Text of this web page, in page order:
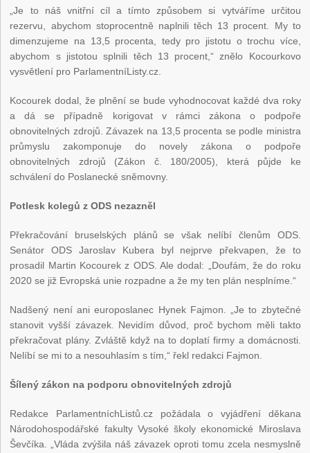
„Je to náš vnitřní cíl a tímto způsobem si vytváříme určitou
rezervu, abychom stoprocentně naplnili těch 13 procent. My to
dimenzujeme na 13,5 procenta, tedy pro jistotu o trochu více,
abychom s jistotou splnili těch 13 procent,“ znělo Kocourkovo
vysvětlení pro ParlamentníListy.cz.
Kocourek dodal, že plnění se bude vyhodnocovat každé dva roky
a dá se případně korigovat v rámci zákona o podpoře
obnovitelných zdrojů. Závazek na 13,5 procenta se podle ministra
průmyslu zakomponuje do novely zákona o podpoře
obnovitelných zdrojů (Zákon č. 180/2005), která půjde ke
schválení do Poslanecké sněmovny.
Potlesk kolegů z ODS nezazněl
Překračování bruselských plánů se však nelíbí členům ODS.
Senátor ODS Jaroslav Kubera byl nejprve překvapen, že to
prosadil Martin Kocourek z ODS. Ale dodal: „Doufám, že do roku
2020 se již Evropská unie rozpadne a že my ten plán nesplníme.“
Nadšený není ani europoslanec Hynek Fajmon. „Je to zbytečné
stanovit vyšší závazek. Nevidím důvod, proč bychom měli takto
překračovat plány. Zvláště když na to doplatí firmy a domácnosti.
Nelíbí se mi to a nesouhlasím s tím,“ řekl redakci Fajmon.
Šílený zákon na podporu obnovitelných zdrojů
Redakce ParlamentníchListů.cz požádala o vyjádření děkana
Národohospodářské fakulty Vysoké školy ekonomické Miroslava
Ševčíka. „Vláda zvýšila náš závazek oproti tomu zcela nesmyslně